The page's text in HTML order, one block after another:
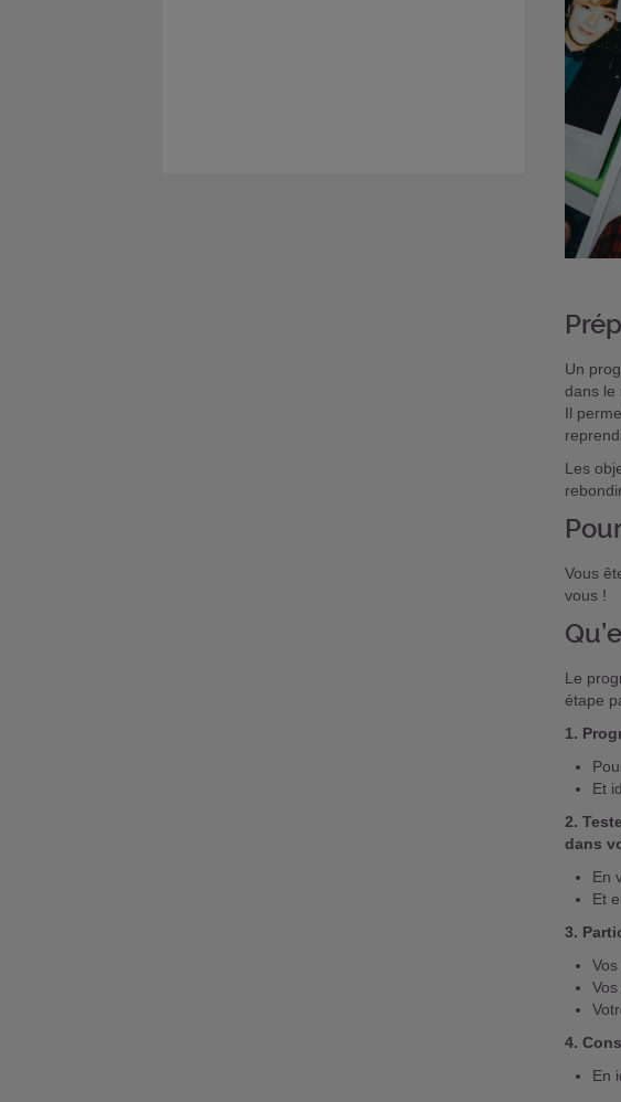
Un
dans le
Il
Les
Vous
vous !
Le
étape
1.
Et
2.
dans
En
Et
3.
4.
En